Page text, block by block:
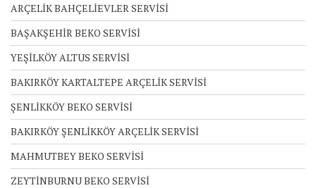
ARÇELİK BAHÇELİEVLER SERVİSİ
BAŞAKŞEHİR BEKO SERVİSİ
YEŞİLKÖY ALTUS SERVİSİ
BAKIRKÖY KARTALTEPE ARÇELİK SERVİSİ
ŞENLİKKÖY BEKO SERVİSİ
BAKIRKÖY ŞENLİKKÖY ARÇELİK SERVİSİ
MAHMUTBEY BEKO SERVİSİ
ZEYTİNBURNU BEKO SERVİSİ